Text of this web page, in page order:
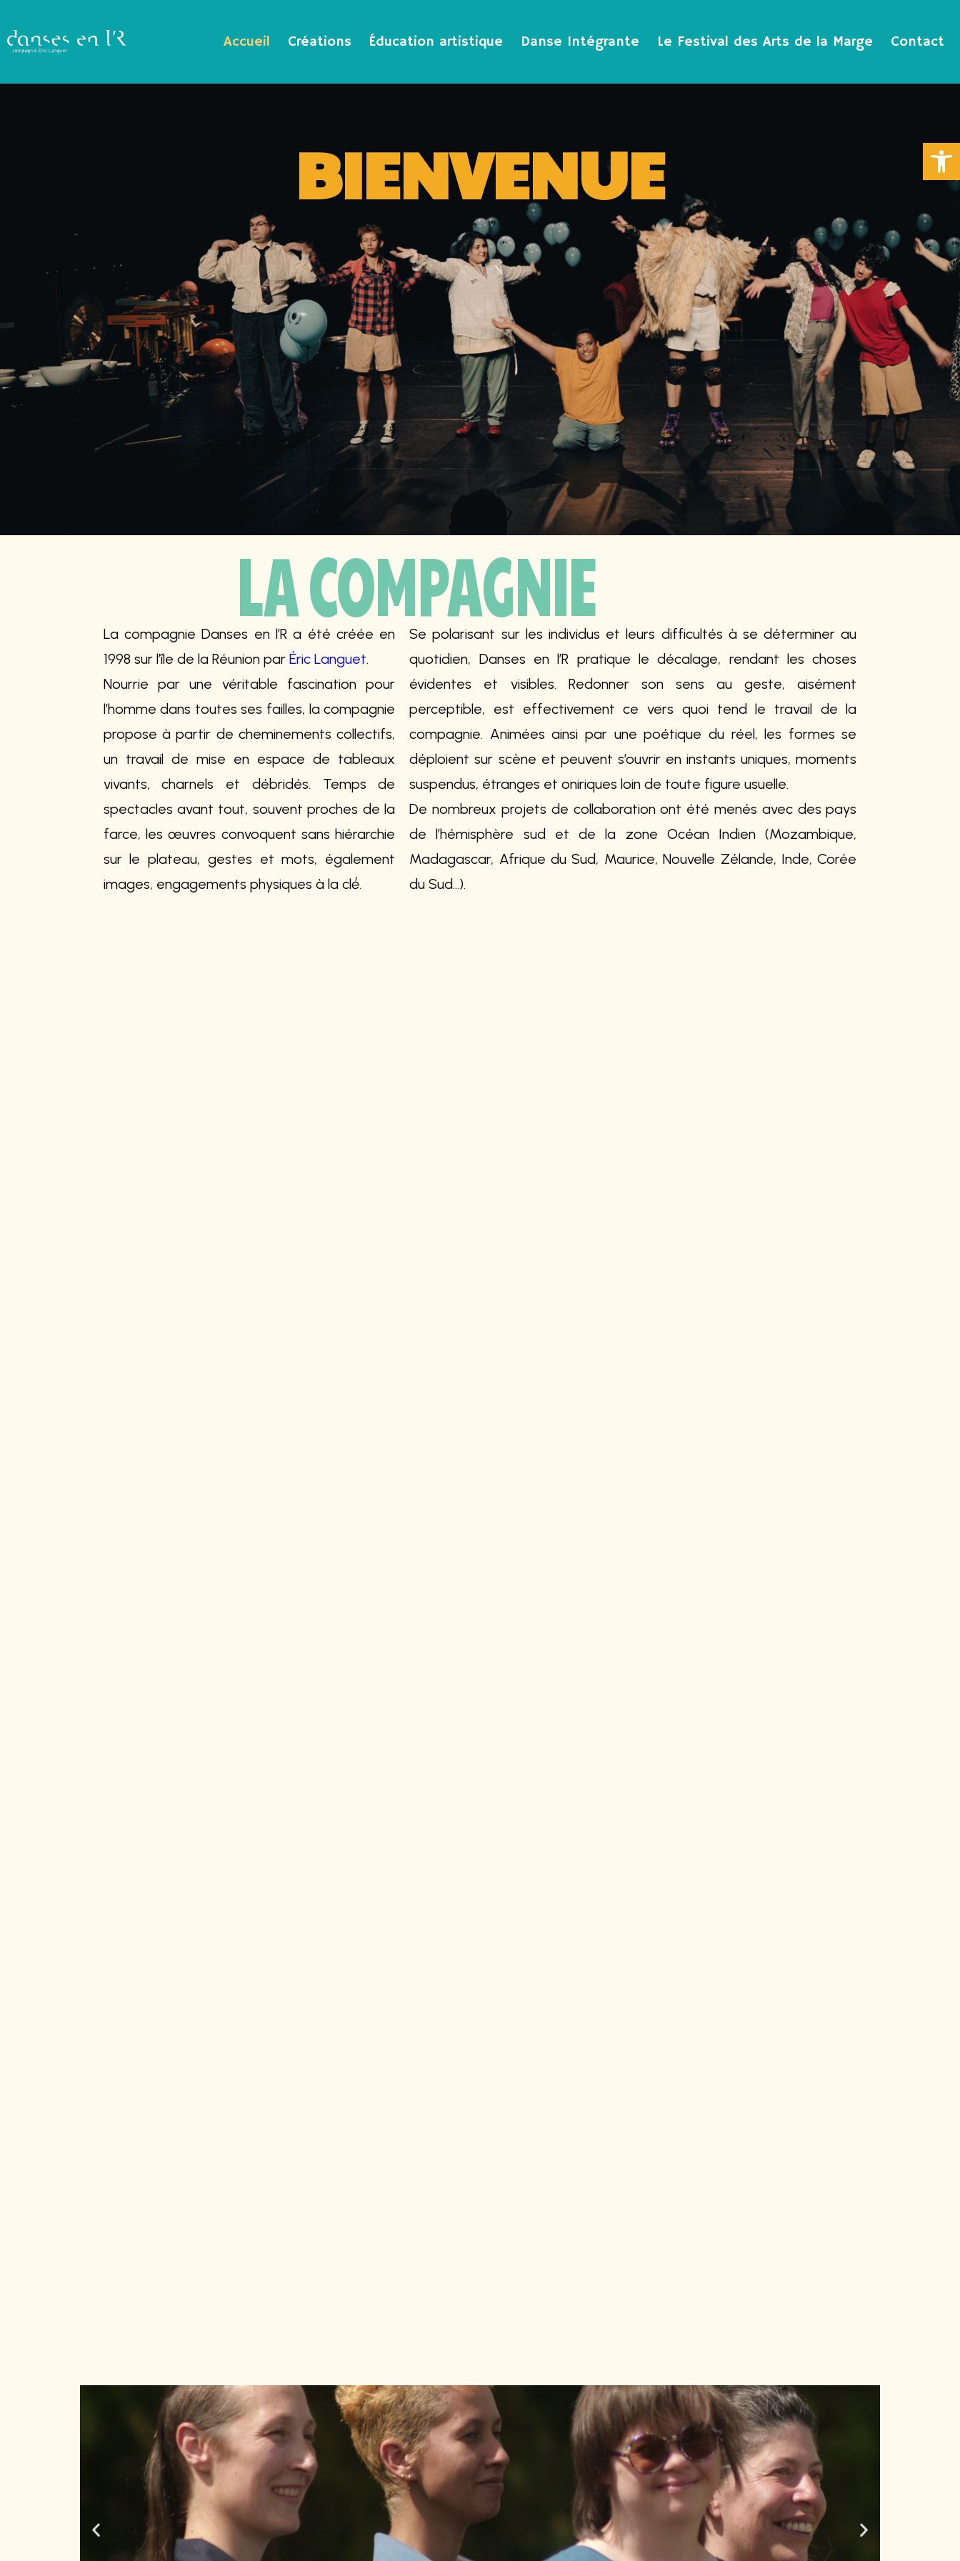
Ouvrir
Accueil Créations Éducation artistique Danse Intégrante Le Festival des Arts de la Marge Contact
BIENVENUE
LA COMPAGNIE
La compagnie Danses en l’R a été créée en
1998 sur l’île de la Réunion par Éric Languet.
Nourrie par une véritable fascination pour
l’homme dans toutes ses failles, la compagnie
propose à partir de cheminements collectifs,
un travail de mise en espace de tableaux
vivants, charnels et débridés. Temps de
spectacles avant tout, souvent proches de la
farce, les œuvres convoquent sans hiérarchie
sur le plateau, gestes et mots, également
images, engagements physiques à la clé́.
Se polarisant sur les individus et leurs difficultés à se déterminer au
quotidien, Danses en l’R pratique le décalage, rendant les choses
évidentes et visibles. Redonner son sens au geste, aisément
perceptible, est effectivement ce vers quoi tend le travail de la
compagnie. Animées ainsi par une poétique du réel, les formes se
déploient sur scène et peuvent s’ouvrir en instants uniques, moments
suspendus, étranges et oniriques loin de toute figure usuelle.
De nombreux projets de collaboration ont été menés avec des pays
de l’hémisphère sud et de la zone Océan Indien (Mozambique,
Madagascar, Afrique du Sud, Maurice, Nouvelle Zélande, Inde, Corée
du Sud…).